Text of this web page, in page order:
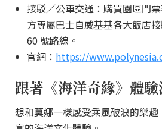
接駁／公車交通：購買園區門
方專屬巴士自威基基各大飯店
60 號路線。
官網： https://
跟著《海洋奇緣》體
想和莫娜一樣感受乘風破浪的樂